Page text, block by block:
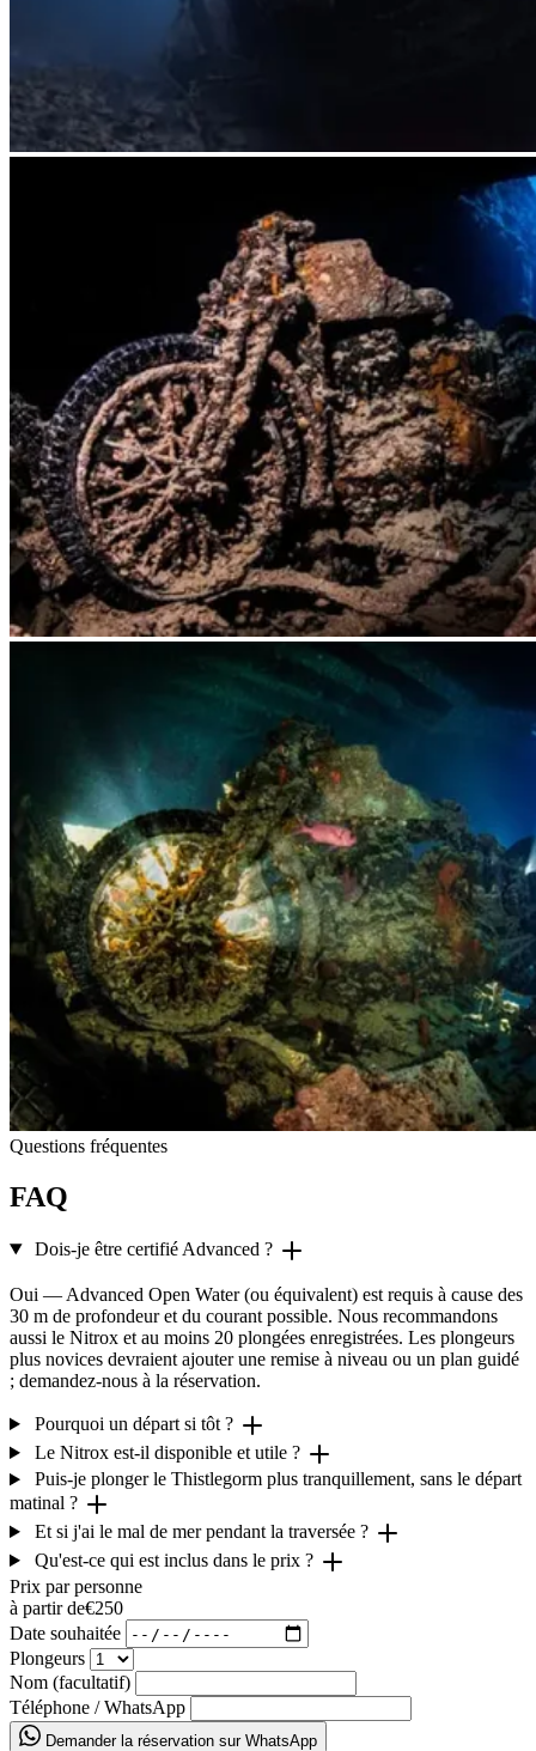
Questions fréquentes
FAQ
Dois-je être certifié Advanced ?
Oui — Advanced Open Water (ou équivalent) est requis à cause des
30 m de profondeur et du courant possible. Nous recommandons
aussi le Nitrox et au moins 20 plongées enregistrées. Les plongeurs
plus novices devraient ajouter une remise à niveau ou un plan guidé
; demandez-nous à la réservation.
Pourquoi un départ si tôt ?
Le Nitrox est-il disponible et utile ?
Puis-je plonger le Thistlegorm plus tranquillement, sans le départ
matinal ?
Et si j'ai le mal de mer pendant la traversée ?
Qu'est-ce qui est inclus dans le prix ?
Prix par personne
à partir de€250
Date souhaitée
Plongeurs
Nom (facultatif)
Téléphone / WhatsApp
Demander la réservation sur WhatsApp